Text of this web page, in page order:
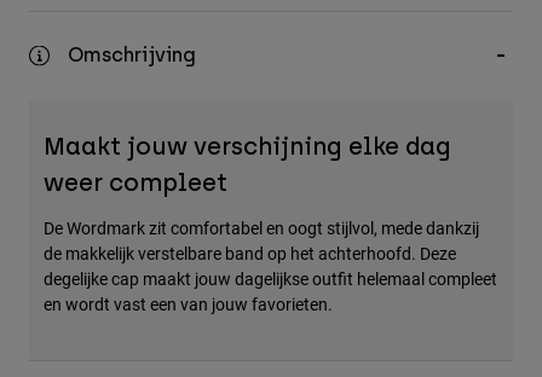
All Accessories
Hats & Caps
Alles bekijken
Omschrijving
Maakt jouw verschijning elke dag
weer compleet
De Wordmark zit comfortabel en oogt stijlvol, mede dankzij
de makkelijk verstelbare band op het achterhoofd. Deze
degelijke cap maakt jouw dagelijkse outfit helemaal compleet
en wordt vast een van jouw favorieten.